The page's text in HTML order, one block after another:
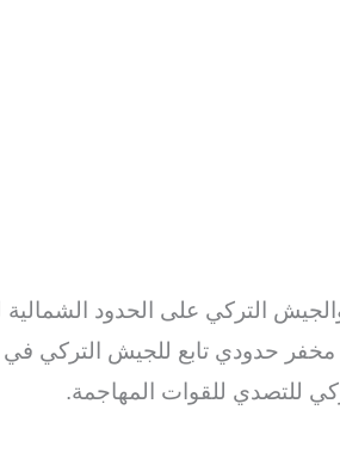
التركي على الحدود
حدودي تابع للجيش التركي
للتصدي للقوات المهاجمة.